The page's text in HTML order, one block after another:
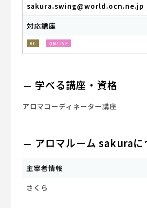
sakura.swing@world.ocn.ne.jp
対応講座
AC ONLINE
学べる講座・資格
アロマコーディネーター講座
アロマルーム sakuraに
主宰者情報
さくら